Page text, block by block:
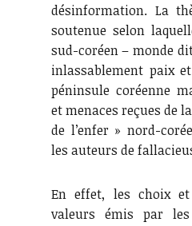
désinformation. La
soutenue selon
sud-coréen – monde
inlassablement paix
péninsule coréenne
et menaces reçues de
de l’enfer » nord-
les auteurs de
En effet, les choix
valeurs émis par